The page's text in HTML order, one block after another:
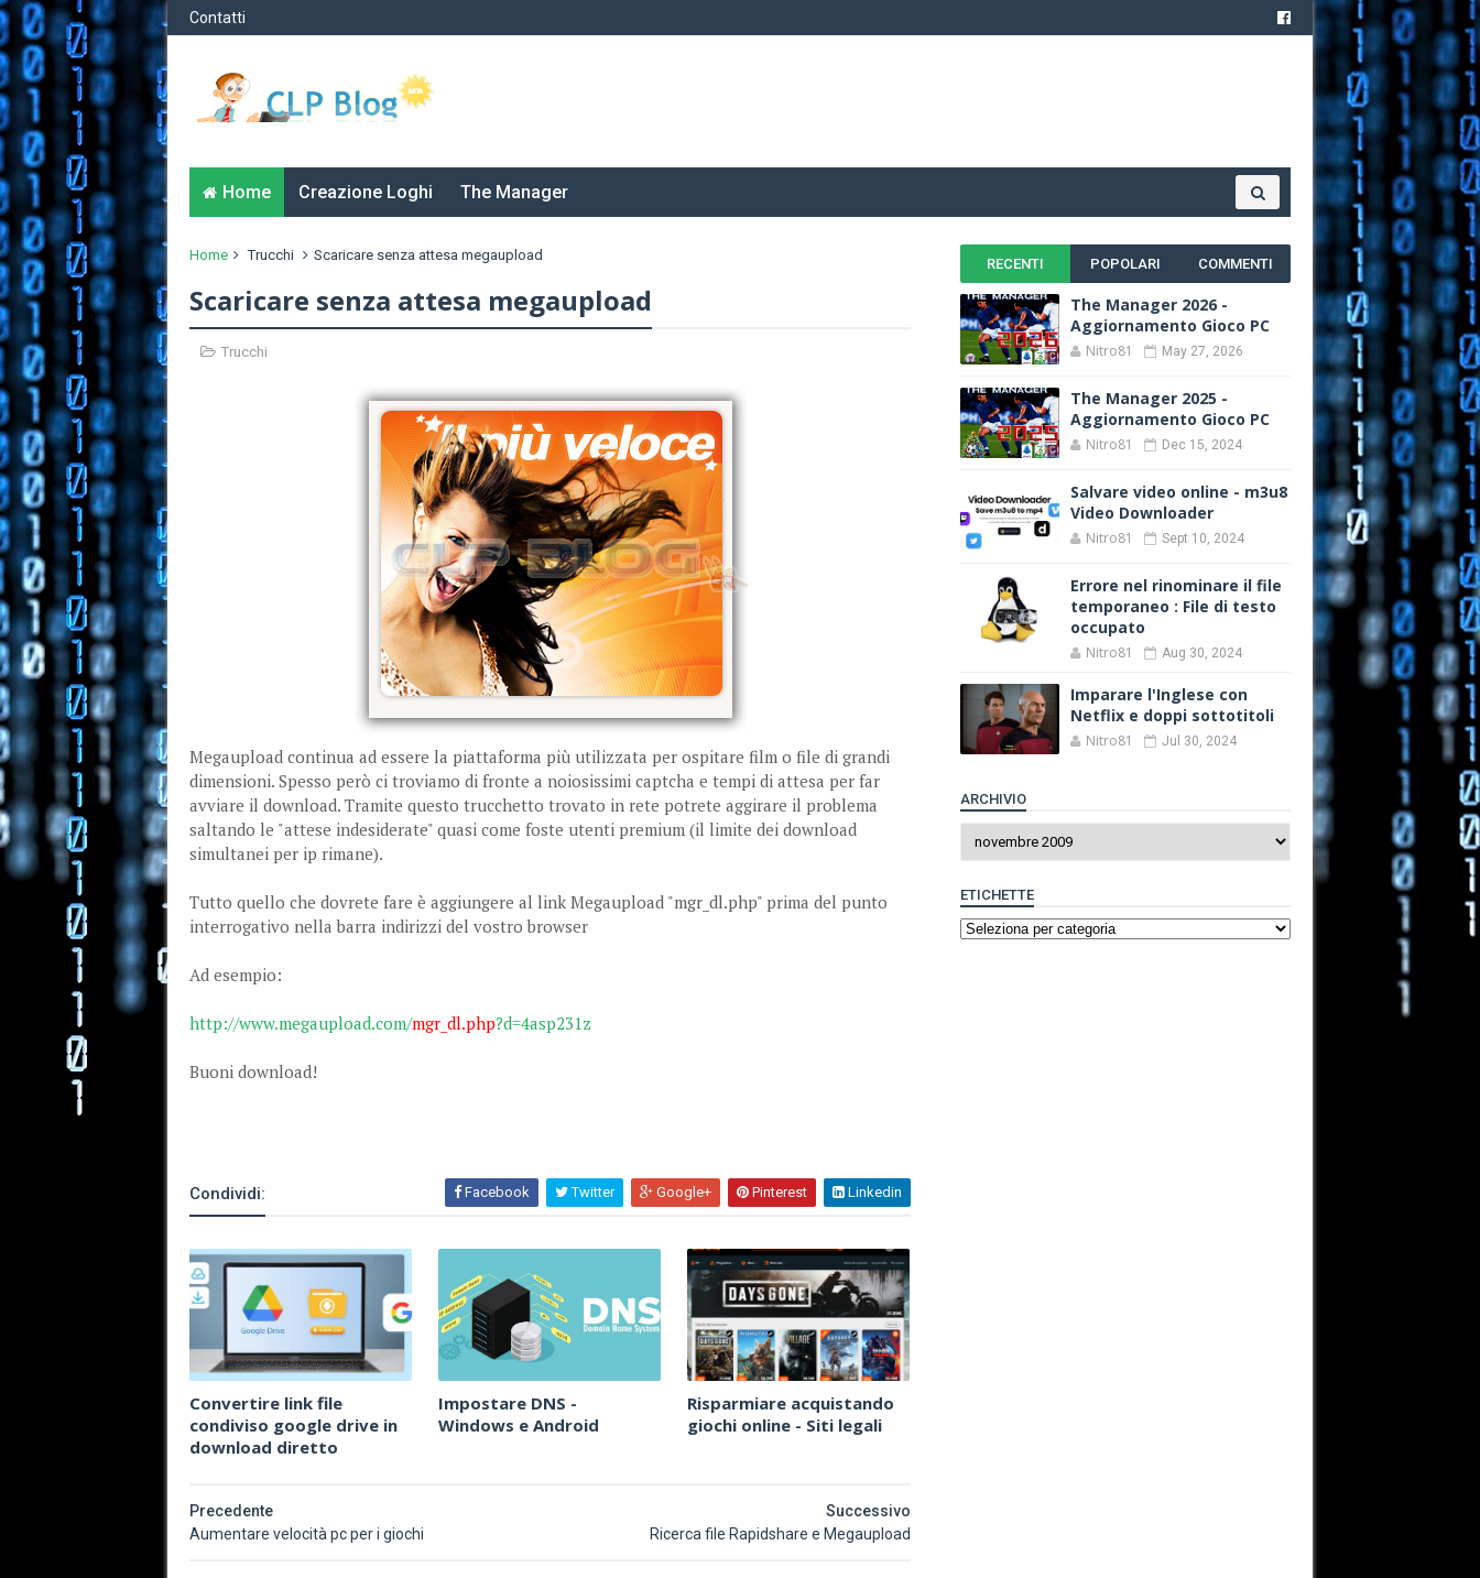
Contatti
Home Creazione Loghi The Manager
Home Trucchi Scaricare senza attesa megaupload
Scaricare senza attesa megaupload
Trucchi
Megaupload continua ad essere la piattaforma più utilizzata per ospitare film o file di grandi
dimensioni. Spesso però ci troviamo di fronte a noiosissimi captcha e tempi di attesa per far
avviare il download. Tramite questo trucchetto trovato in rete potrete aggirare il problema
saltando le "attese indesiderate" quasi come foste utenti premium (il limite dei download
simultanei per ip rimane).
Tutto quello che dovrete fare è aggiungere al link Megaupload "mgr_dl.php" prima del punto
interrogativo nella barra indirizzi del vostro browser
Ad esempio:
http://www.megaupload.com/mgr_dl.php?d=4asp231z
Buoni download!
Condividi: Facebook Twitter Google+ Pinterest Linkedin
Convertire link file
condiviso google drive in
download diretto
Impostare DNS -
Windows e Android
Risparmiare acquistando
giochi online - Siti legali
Successivo
Ricerca file Rapidshare e Megaupload
Precedente
Aumentare velocità pc per i giochi
RECENTI POPOLARI COMMENTI
The Manager 2026 -
Aggiornamento Gioco PC
Nitro81 May 27, 2026
The Manager 2025 -
Aggiornamento Gioco PC
Nitro81 Dec 15, 2024
Salvare video online - m3u8
Video Downloader
Nitro81 Sept 10, 2024
Errore nel rinominare il file
temporaneo : File di testo
occupato
Nitro81 Aug 30, 2024
Imparare l'Inglese con
Netflix e doppi sottotitoli
Nitro81 Jul 30, 2024
ARCHIVIO
ETICHETTE